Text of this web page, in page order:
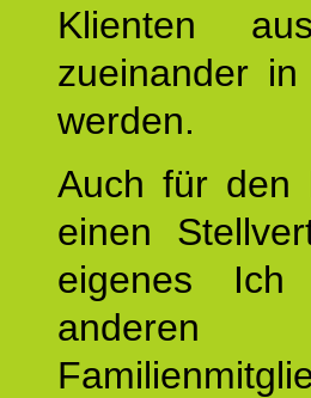
Klienten
zueinander
werden.
Auch für den
einen
eigenes
anderen